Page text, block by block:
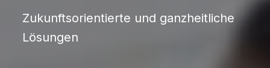
Zukunftsorientierte und ganzheitliche
Lösungen